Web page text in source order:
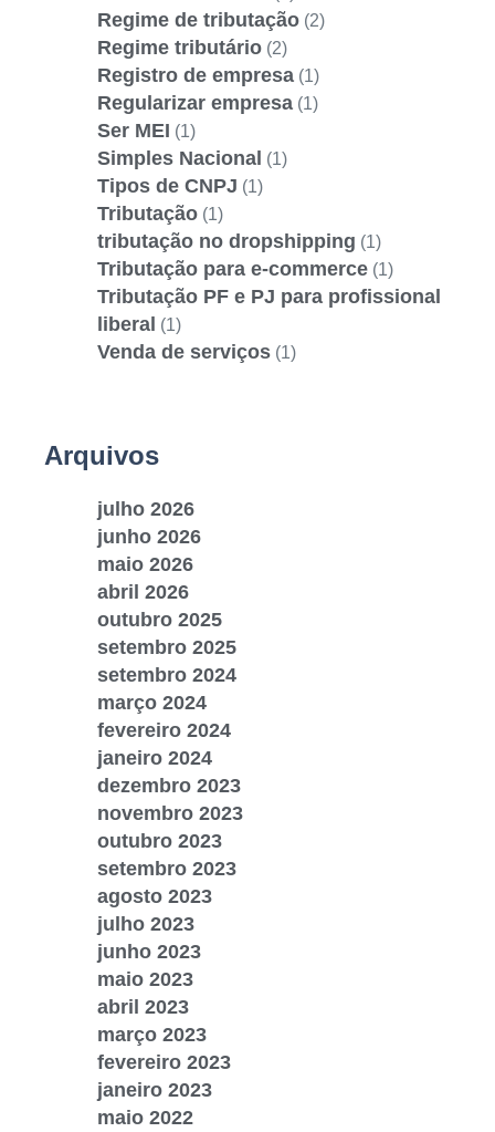
Regime de tributação (2)
Regime tributário (2)
Registro de empresa (1)
Regularizar empresa (1)
Ser MEI (1)
Simples Nacional (1)
Tipos de CNPJ (1)
Tributação (1)
tributação no dropshipping (1)
Tributação para e-commerce (1)
Tributação PF e PJ para profissional
liberal (1)
Venda de serviços (1)
Arquivos
julho 2026
junho 2026
maio 2026
abril 2026
outubro 2025
setembro 2025
setembro 2024
março 2024
fevereiro 2024
janeiro 2024
dezembro 2023
novembro 2023
outubro 2023
setembro 2023
agosto 2023
julho 2023
junho 2023
maio 2023
abril 2023
março 2023
fevereiro 2023
janeiro 2023
maio 2022